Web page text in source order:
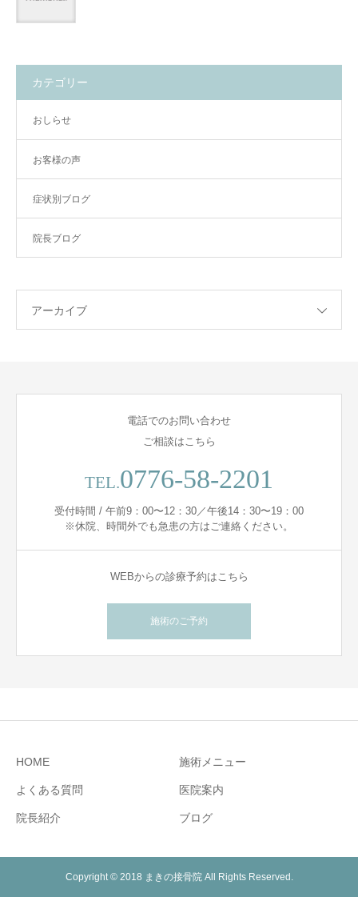
カテゴリー
おしらせ
お客様の声
症状別ブログ
院長ブログ
アーカイブ
電話でのお問い合わせ
ご相談はこちら
TEL.0776-58-2201
受付時間 / 午前9：00〜12：30／午後14：30〜19：00
※休院、時間外でも急患の方はご連絡ください。
WEBからの診療予約はこちら
施術のご予約
HOME 施術メニュー
よくある質問 医院案内
院長紹介 ブログ
Copyright © 2018 まきの接骨院 All Rights Reserved.